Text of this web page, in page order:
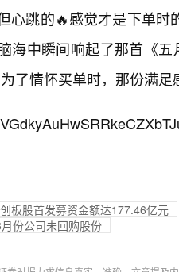
心跳的🔥感觉才是下单
海中瞬间响起了那首《
了情怀买单时，那份满
板股首发募资金额达177.46亿元
份公司未回购股份